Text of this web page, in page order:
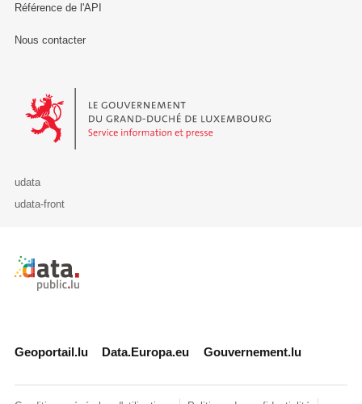
Référence de l'API
Nous contacter
Le Gouvernement du Grand-Duché de Luxembourg - Service
udata
udata-front
Retour à l'accueil de data.public.lu
Geoportail.lu Data.Europa.eu Gouvernement.lu